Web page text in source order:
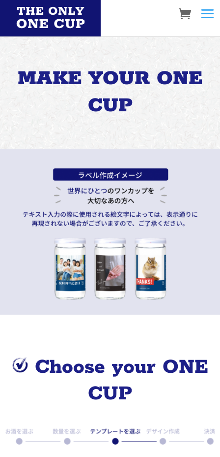
MAKE YOUR ONE
CUP
Choose your ONE
CUP